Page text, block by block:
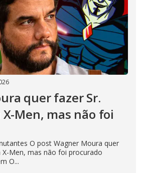
quer fazer Sr.
Men, mas não foi
O post Wagner Moura quer
X-Men, mas não foi procurado
O...